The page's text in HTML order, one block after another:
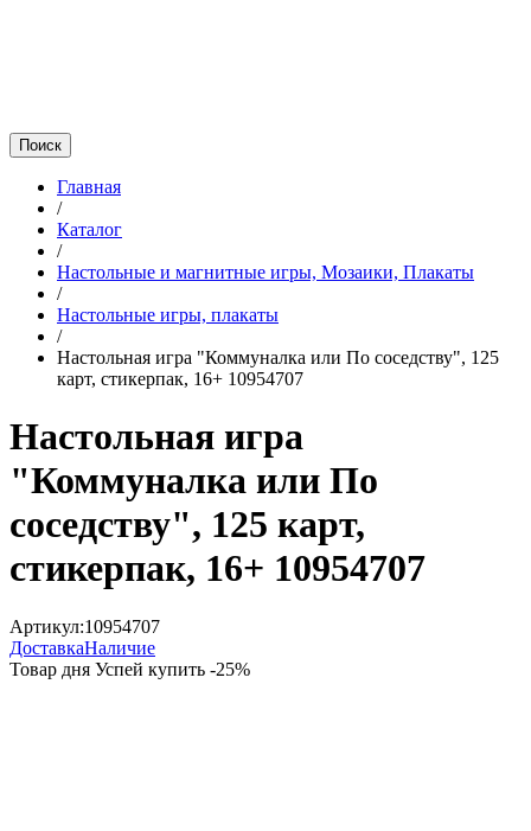
Главная
/
Каталог
/
Настольные и магнитные игры, Мозаики, Плакаты
/
Настольные игры, плакаты
/
Настольная игра "Коммуналка или По соседству", 125
карт, стикерпак, 16+ 10954707
Настольная игра
"Коммуналка или По
соседству", 125 карт,
стикерпак, 16+ 10954707
Артикул:10954707
ДоставкаНаличие
Товар дня Успей купить -25%